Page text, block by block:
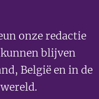
onze redactie
blijven
België en in de